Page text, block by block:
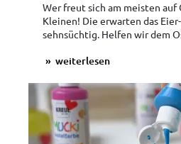
Wer freut sich am meisten auf
Kleinen! Die erwarten das
sehnsüchtig. Helfen wir dem
weiterlesen